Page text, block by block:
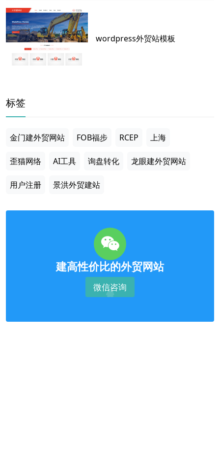
wordpress外贸站模板
标签
金门建外贸网站 FOB福步 RCEP 上海
歪猫网络 AI工具 询盘转化 龙眼建外贸网站
用户注册 景洪外贸建站
建高性价比的外贸网站
微信咨询